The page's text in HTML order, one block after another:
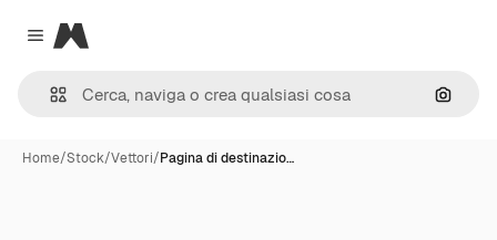
Close menu
Magnific
Cerca
Home/Stock/Vettori/Pagina di destinazio…